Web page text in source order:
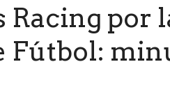
Racing por
Fútbol: